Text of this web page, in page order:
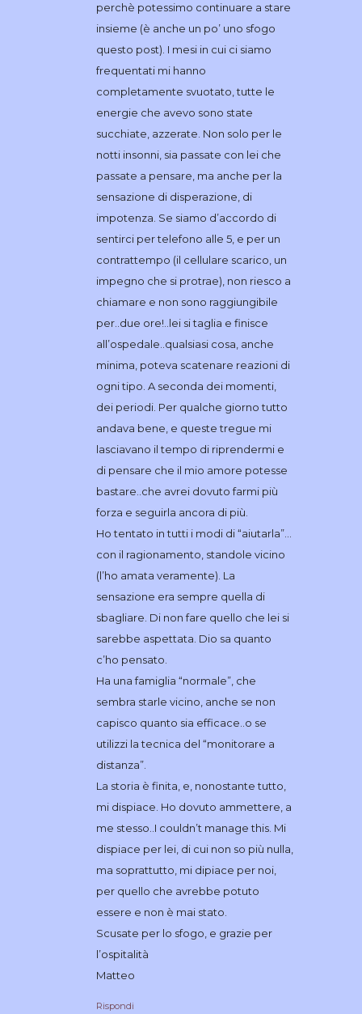
perchè potessimo continuare a stare
insieme (è anche un po’ uno sfogo
questo post). I mesi in cui ci siamo
frequentati mi hanno
completamente svuotato, tutte le
energie che avevo sono state
succhiate, azzerate. Non solo per le
notti insonni, sia passate con lei che
passate a pensare, ma anche per la
sensazione di disperazione, di
impotenza. Se siamo d’accordo di
sentirci per telefono alle 5, e per un
contrattempo (il cellulare scarico, un
impegno che si protrae), non riesco a
chiamare e non sono raggiungibile
per..due ore!..lei si taglia e finisce
all’ospedale..qualsiasi cosa, anche
minima, poteva scatenare reazioni di
ogni tipo. A seconda dei momenti,
dei periodi. Per qualche giorno tutto
andava bene, e queste tregue mi
lasciavano il tempo di riprendermi e
di pensare che il mio amore potesse
bastare..che avrei dovuto farmi più
forza e seguirla ancora di più.
Ho tentato in tutti i modi di “aiutarla”…
con il ragionamento, standole vicino
(l’ho amata veramente). La
sensazione era sempre quella di
sbagliare. Di non fare quello che lei si
sarebbe aspettata. Dio sa quanto
c’ho pensato.
Ha una famiglia “normale”, che
sembra starle vicino, anche se non
capisco quanto sia efficace..o se
utilizzi la tecnica del “monitorare a
distanza”.
La storia è finita, e, nonostante tutto,
mi dispiace. Ho dovuto ammettere, a
me stesso..I couldn’t manage this. Mi
dispiace per lei, di cui non so più nulla,
ma soprattutto, mi dipiace per noi,
per quello che avrebbe potuto
essere e non è mai stato.
Scusate per lo sfogo, e grazie per
l’ospitalità
Matteo
Rispondi